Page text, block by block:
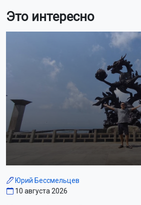
Это интересно
Юрий Бессмельцев
10 августа 2026